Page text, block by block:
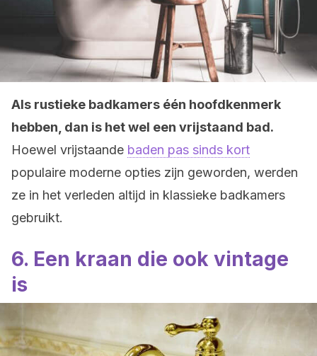
Als rustieke badkamers één hoofdkenmerk
hebben, dan is het wel een vrijstaand bad.
Hoewel vrijstaande baden pas sinds kort
populaire moderne opties zijn geworden, werden
ze in het verleden altijd in klassieke badkamers
gebruikt.
6. Een kraan die ook vintage
is